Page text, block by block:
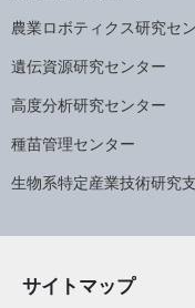
農業ロボティクス研究セ
遺伝資源研究センター
高度分析研究センター
種苗管理センター
生物系特定産業技術研究
サイトマップ